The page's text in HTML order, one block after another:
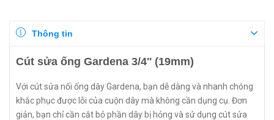
Thông tin
Cút sửa ống Gardena 3/4'' (19mm)
Với cút sửa nối ống dây Gardena, bạn dễ dàng và nhanh chóng
khắc phục được lỗi của cuộn dây mà không cần dụng cụ. Đơn
giản, bạn chỉ cần cắt bỏ phần dây bị hỏng và sử dụng cút sửa